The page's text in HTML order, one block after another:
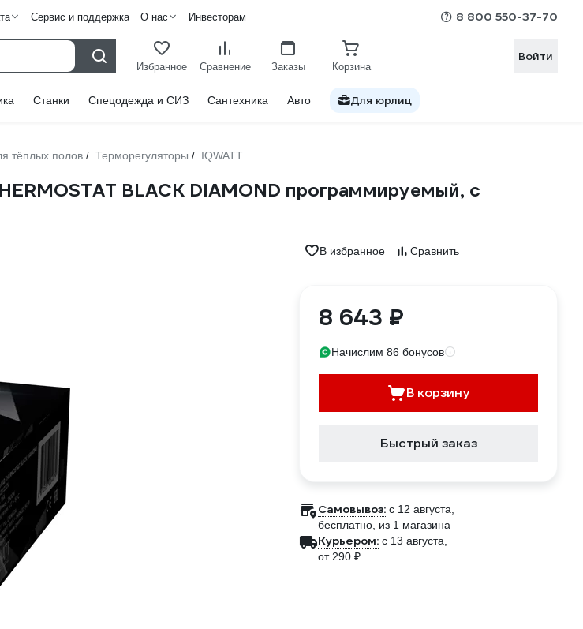
Сервис и поддержка О нас Инвесторам 8 800 550-37-70
Избранное Сравнение Заказы Корзина
Войти
Станки Спецодежда и СИЗ Сантехника Авто Для юрлиц
тёплых полов / Терморегуляторы / IQWATT
BLACK DIAMOND программируемый, с
В избранное Сравнить
8 643 ₽
Начислим 86 бонусов
В корзину
Быстрый заказ
Самовывоз: c 12 августа,
бесплатно , из 1 магазина
Курьером: c 13 августа,
от 290 ₽